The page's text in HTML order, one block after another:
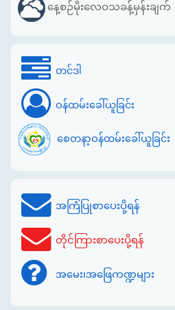
နေ့စဉ်မိုးလေဝသခန့်မှန်းချက်
တင်ဒါ
ဝန်ထမ်းခေါ်ယူခြင်း
စေတနာ့ဝန်ထမ်းခေါ်ယူခြင်း
အကြံပြုစာပေးပို့ရန်
တိုင်ကြားစာပေးပို့ရန်
အမေး၊အဖြေကဏ္ဍများ